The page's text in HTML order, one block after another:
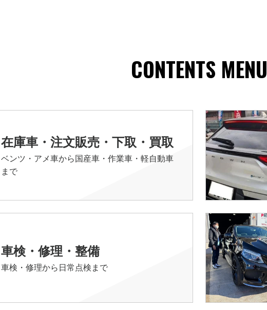
CONTENTS MENU
在庫車・注文販売・下取・買取
ベンツ・アメ車から国産車・作業車・軽自動車
まで
車検・修理・整備
車検・修理から日常点検まで